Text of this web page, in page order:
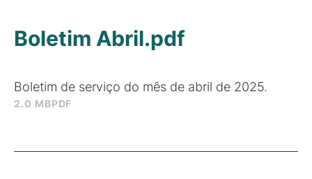
2.0 MBPDF
Boletim Abril.pdf
Boletim de serviço do mês de abril de 2025.